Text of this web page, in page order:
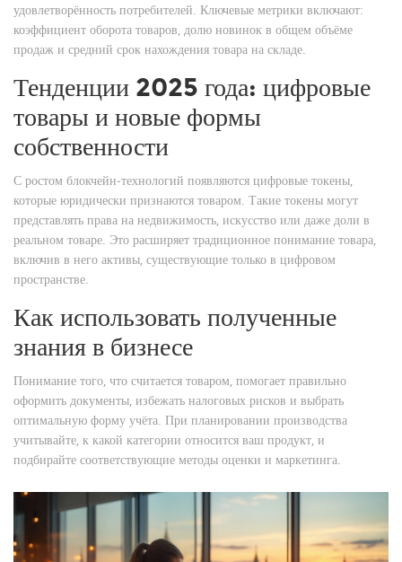
удовлетворённость потребителей. Ключевые метрики включают:
коэффициент оборота товаров, долю новинок в общем объёме
продаж и средний срок нахождения товара на складе.
Тенденции 2025 года: цифровые
товары и новые формы
собственности
С ростом блокчейн‑технологий появляются цифровые токены,
которые юридически признаются товаром. Такие токены могут
представлять права на недвижимость, искусство или даже доли в
реальном товаре. Это расширяет традиционное понимание товара,
включив в него активы, существующие только в цифровом
пространстве.
Как использовать полученные
знания в бизнесе
Понимание того, что считается товаром, помогает правильно
оформить документы, избежать налоговых рисков и выбрать
оптимальную форму учёта. При планировании производства
учитывайте, к какой категории относится ваш продукт, и
подбирайте соответствующие методы оценки и маркетинга.